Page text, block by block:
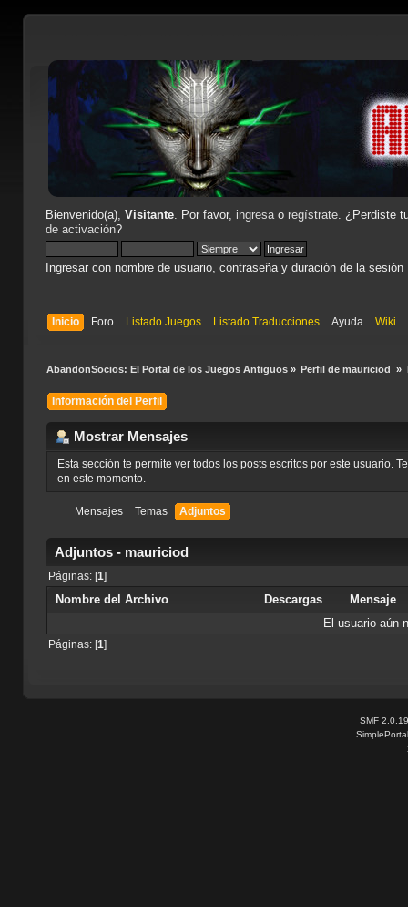
Bienvenido(a), Visitante. Por favor, ingresao regístrate. ¿Perdiste
de activación?
Ingresar con nombre de usuario, contraseña y duración de la sesión
Inicio Foro Listado Juegos Listado Traducciones Ayuda Wiki
AbandonSocios: El Portal de los Juegos Antiguos» Perfil de mauriciod »
Información del Perfil
Mostrar Mensajes
Esta sección te permite ver todos los posts escritos por este usuario.
en este momento.
Mensajes Temas Adjuntos
Adjuntos - mauriciod
Páginas: [1]
Nombre del Archivo Descargas
Mensaje
El usuario aún
Páginas: [1]
SMF 2.0.19